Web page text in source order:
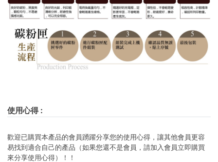
使用心得:
歡迎已購買本產品的會員踴躍分享您的使用心得，讓其他會員更容
易找到適合自己的產品（如果您還不是會員，請加入會員立即購買
來分享使用心得）！！